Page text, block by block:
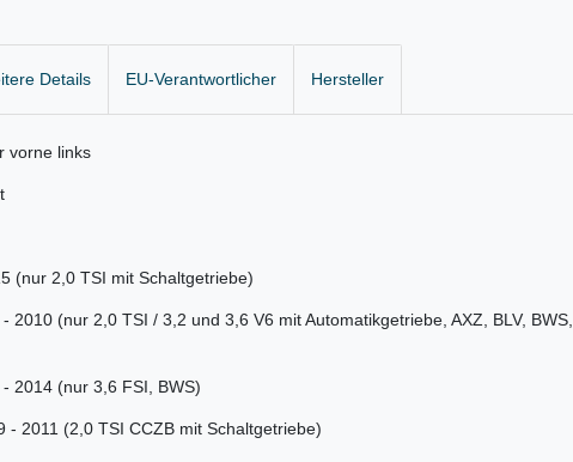
Details EU-Verantwortlicher Hersteller
vorne links
(nur 2,0 TSI mit Schaltgetriebe)
2010 (nur 2,0 TSI / 3,2 und 3,6 V6 mit Automatikgetriebe, AXZ, BLV, BWS,
2014 (nur 3,6 FSI, BWS)
- 2011 (2,0 TSI CCZB mit Schaltgetriebe)